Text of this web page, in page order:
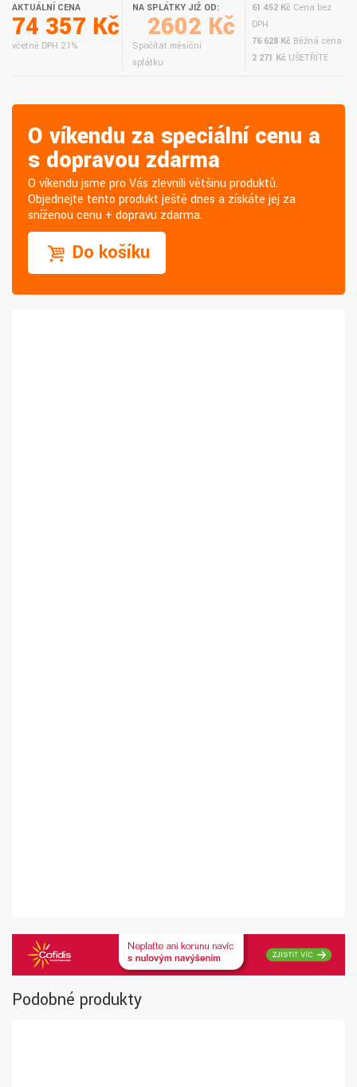
AKTUÁLNÍ CENA
74 357 Kč
včetně DPH 21%
NA SPLÁTKY JIŽ OD:
2602 Kč
Spočítat měsíční
splátku
61 452 Kč Cena bez
DPH
76 628 Kč Běžná cena
2 271 Kč UŠETŘÍTE
O víkendu za speciální cenu a
s dopravou zdarma
O víkendu jsme pro Vás zlevnili většinu produktů.
Objednejte tento produkt ještě dnes a získáte jej za
sníženou cenu + dopravu zdarma.
Do košíku
Podobné produkty